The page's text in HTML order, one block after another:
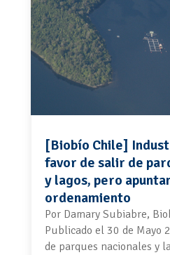
[Biobío Chile]
favor de salir de
y lagos, pero
ordenamiento
Por Damary Subiabre,
Publicado el 30 de Mayo
de parques nacionales y